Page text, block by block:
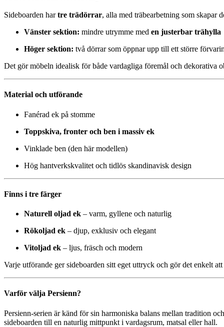
Sideboarden hartre trädörrar, alla med träbearbetning som skapar
Vänster sektion: mindre utrymme med en justerbar trähylla
Höger sektion: två dörrar som öppnar upp till ett större
Det gör möbeln idealisk för både vardagliga föremål och dekorativa
Material och utförande
Fanérad ek på stomme
Toppskiva, fronter och ben i massiv ek
Vinklade ben (den här modellen)
Hög hantverkskvalitet och tidlös skandinavisk design
Finns i tre färger
Naturell oljad ek – varm, gyllene och naturlig
Rökoljad ek – djup, exklusiv och elegant
Vitoljad ek – ljus, fräsch och modern
Varje utförande ger sideboarden sitt eget uttryck och gör det enkelt
Varför välja Persienn?
Persienn-serien är känd för sin harmoniska balans mellan tradition
sideboarden till en naturlig mittpunkt i vardagsrum, matsal eller hall.